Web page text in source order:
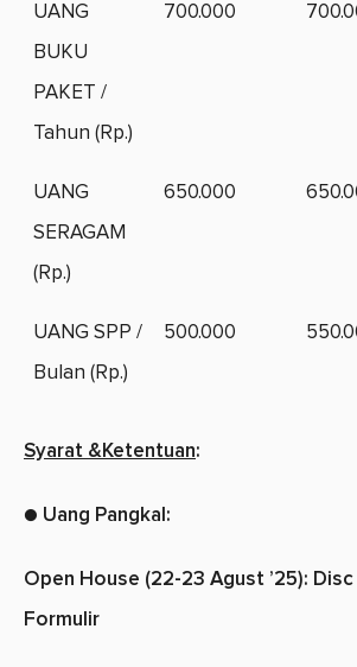
UANG
BUKU
PAKET /
Tahun (Rp.)
700.000
UANG
SERAGAM
(Rp.)
650.000
UANG SPP /
Bulan (Rp.)
500.000
Syarat &Ketentuan:
● Uang Pangkal:
Open House (22-23 Agust ’25): Disc
Formulir